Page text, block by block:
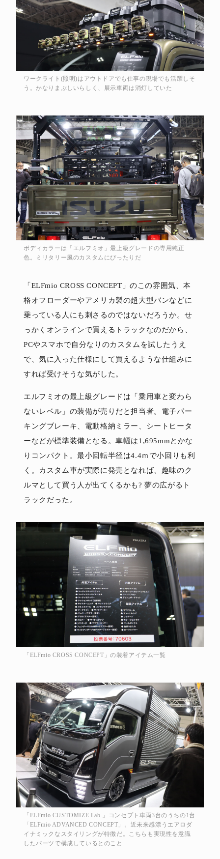
ワークライト(照明)はアウトドアでも仕事の現場でも活躍しそ
う。かなりまぶしいらしく、展示車両は消灯していた
ボディカラーは「エルフミオ」最上級グレードの専用純正
色。ミリタリー風のカスタムにぴったりだ
「ELFmio CROSS CONCEPT」のこの雰囲気、本
格オフローダーやアメリカ製の超大型バンなどに
乗っている人にも刺さるのではないだろうか。せ
っかくオンラインで買えるトラックなのだから、
PCやスマホで自分なりのカスタムを試したうえ
で、気に入った仕様にして買えるような仕組みに
すれば受けそうな気がした。
エルフミオの最上級グレードは「乗用車と変わら
ないレベル」の装備が売りだと担当者。電子パー
キングブレーキ、電動格納ミラー、シートヒータ
ーなどが標準装備となる。車幅は1,695mmとかな
りコンパクト。最小回転半径は4.4ｍで小回りも利
く。カスタム車が実際に発売となれば、趣味のク
ルマとして買う人が出てくるかも? 夢の広がるト
ラックだった。
「ELFmio CROSS CONCEPT」の装着アイテム一覧
「ELFmio CUSTOMIZE Lab.」コンセプト車両3台のうちの1台
「ELFmio ADVANCED CONCEPT」。近未来感漂うエアロダ
イナミックなスタイリングが特徴だ。こちらも実現性を意識
したパーツで構成しているとのこと